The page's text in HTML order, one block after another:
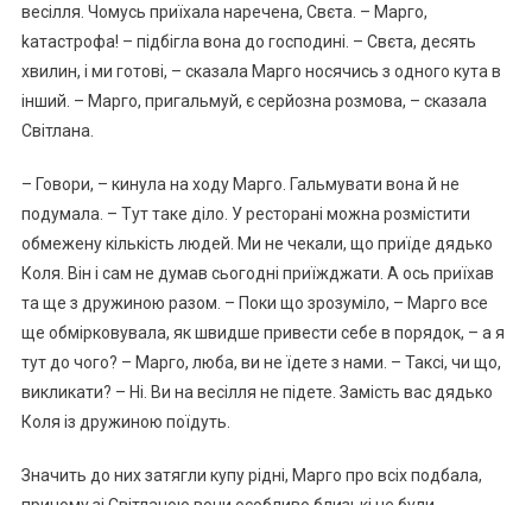
весілля. Чомусь приїхала наречена, Свєта. – Марго,
kатастрофа! – підбігла вона до господині. – Свєта, десять
хвилин, і ми готові, – сказала Марго носячись з одного кута в
інший. – Марго, пригальмуй, є серйозна розмова, – сказала
Світлана.
– Говори, – кинула на ходу Марго. Гальмувати вона й не
подумала. – Тут таке діло. У ресторані можна розмістити
обмежену кількість людей. Ми не чекали, що приїде дядько
Коля. Він і сам не думав сьогодні приїжджати. А ось приїхав
та ще з дружиною разом. – Поки що зрозуміло, – Марго все
ще обмірковувала, як швидше привести себе в порядок, – а я
тут до чого? – Марго, люба, ви не їдете з нами. – Таксі, чи що,
викликати? – Ні. Ви на весілля не підете. Замість вас дядько
Коля із дружиною поїдуть.
Значить до них затягли купу рідні, Марго про всіх подбала,